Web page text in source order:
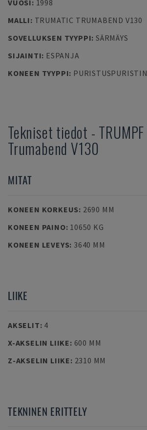
VUOSI: 1998
MALLI: TRUMATIC TRUMABEND V130
SOVELLUKSEN TYYPPI: SÄRMÄYS
SIJAINTI: ESPANJA
KONEEN TYYPPI: PURISTUSPURISTIN
Tekniset tiedot - TRUMPF
Trumabend V130
MITAT
KONEEN KORKEUS: 2690 MM
KONEEN PAINO: 10650 KG
KONEEN LEVEYS: 3640 MM
LIIKE
AKSELIT: 4
X-AKSELIN LIIKE: 600 MM
Z-AKSELIN LIIKE: 2310 MM
TEKNINEN ERITTELY